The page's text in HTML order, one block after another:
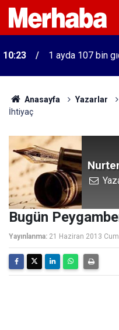
10:23 1 ayda 107 bin
Anasayfa Yazarlar
İhtiyaç
Bugün
Yayınlanma: 21 Haziran 2013